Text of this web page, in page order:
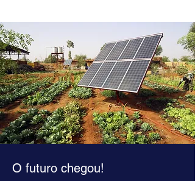
O futuro chegou!